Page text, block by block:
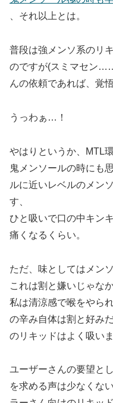
、それ以上とは。
普段は強メンソ系のリ
のですが(スミマセン
んの依頼であれば、覚
うっわぁ…！
やはりというか、MTL
鬼メンソールの時にも
ルに近いレベルのメン
す、
ひと吸いで口の中キン
痛くなるくらい。
ただ、味としてはメン
これは割と嫌いじゃな
私は清涼感で喉をやら
の辛み自体は割と好み
のリキッドはよく吸いま
ユーザーさんの要望と
を求める声は少なくな